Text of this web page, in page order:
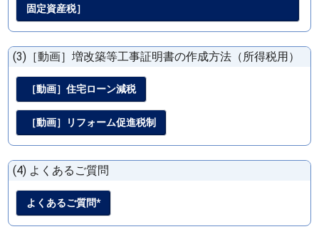
固定資産税］
(3)［動画］増改築等工事証明書の作成方法（所得税用）
［動画］住宅ローン減税
［動画］リフォーム促進税制
(4) よくあるご質問
よくあるご質問*